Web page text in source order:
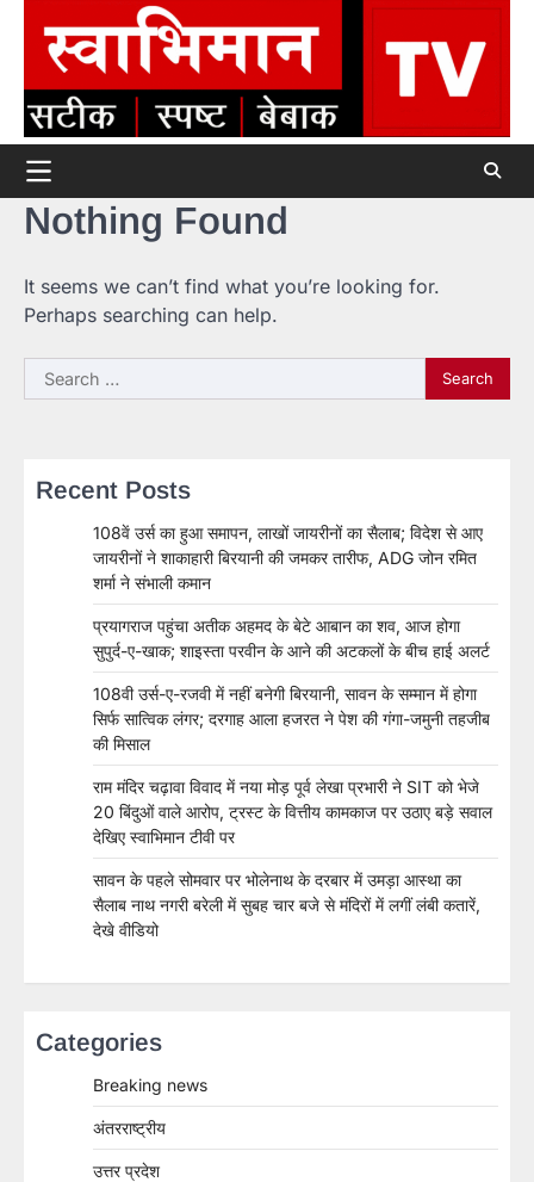
content
Nothing Found
It seems we can’t find what you’re looking for.
Perhaps searching can help.
Search
for:
Recent Posts
108वें उर्स का हुआ समापन, लाखों जायरीनों का सैलाब; विदेश से आए
जायरीनों ने शाकाहारी बिरयानी की जमकर तारीफ, ADG जोन रमित
शर्मा ने संभाली कमान
प्रयागराज पहुंचा अतीक अहमद के बेटे आबान का शव, आज होगा
सुपुर्द-ए-खाक; शाइस्ता परवीन के आने की अटकलों के बीच हाई अलर्ट
108वी उर्स-ए-रजवी में नहीं बनेगी बिरयानी, सावन के सम्मान में होगा
सिर्फ सात्विक लंगर; दरगाह आला हजरत ने पेश की गंगा-जमुनी तहजीब
की मिसाल
राम मंदिर चढ़ावा विवाद में नया मोड़ पूर्व लेखा प्रभारी ने SIT को भेजे
20 बिंदुओं वाले आरोप, ट्रस्ट के वित्तीय कामकाज पर उठाए बड़े सवाल
देखिए स्वाभिमान टीवी पर
सावन के पहले सोमवार पर भोलेनाथ के दरबार में उमड़ा आस्था का
सैलाब नाथ नगरी बरेली में सुबह चार बजे से मंदिरों में लगीं लंबी कतारें,
देखे वीडियो
Categories
Breaking news
अंतरराष्ट्रीय
उत्तर प्रदेश